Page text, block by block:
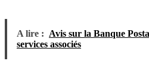
A lire : Avis sur la Banque
services associés